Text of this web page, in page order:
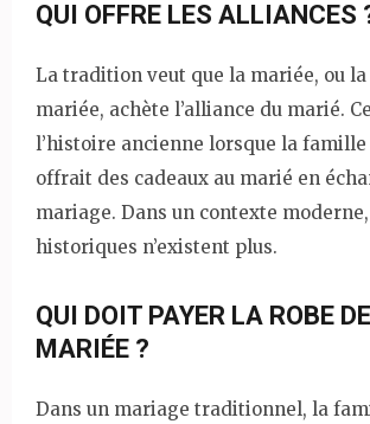
QUI OFFRE LES ALLIANCES
La tradition veut que la mariée, ou
mariée, achète l’alliance du marié.
l’histoire ancienne lorsque la
offrait des cadeaux au marié en
mariage. Dans un contexte
historiques n’existent plus.
QUI DOIT PAYER LA ROBE
MARIÉE ?
Dans un mariage traditionnel, la